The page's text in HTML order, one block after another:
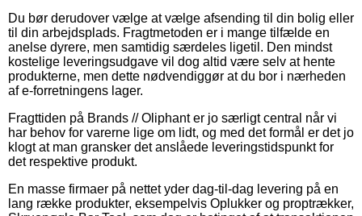
Du bør derudover vælge at vælge afsending til din bolig eller
til din arbejdsplads. Fragtmetoden er i mange tilfælde en
anelse dyrere, men samtidig særdeles ligetil. Den mindst
kostelige leveringsudgave vil dog altid være selv at hente
produkterne, men dette nødvendiggør at du bor i nærheden
af e-forretningens lager.
Fragttiden på Brands // Oliphant er jo særligt central når vi
har behov for varerne lige om lidt, og med det formål er det jo
klogt at man gransker det anslåede leveringstidspunkt for
det respektive produkt.
En masse firmaer på nettet yder dag-til-dag levering på en
lang række produkter, eksempelvis Oplukker og proptrækker,